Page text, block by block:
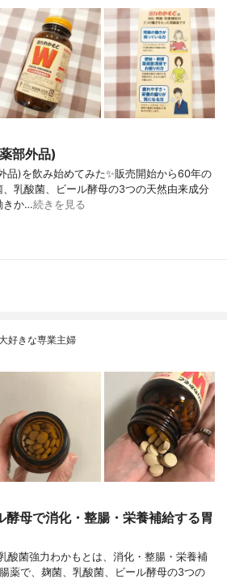
部外品)
品)を飲み始めてみた✨販売開始から60年の
乳酸菌、ビール酵母の3つの天然由来成分
きか…続きを見る
好きな専業主婦
酵母で消化・整腸・栄養補給する胃
酸菌強力わかもとは、消化・整腸・栄養補
薬で、麹菌、乳酸菌、ビール酵母の3つの